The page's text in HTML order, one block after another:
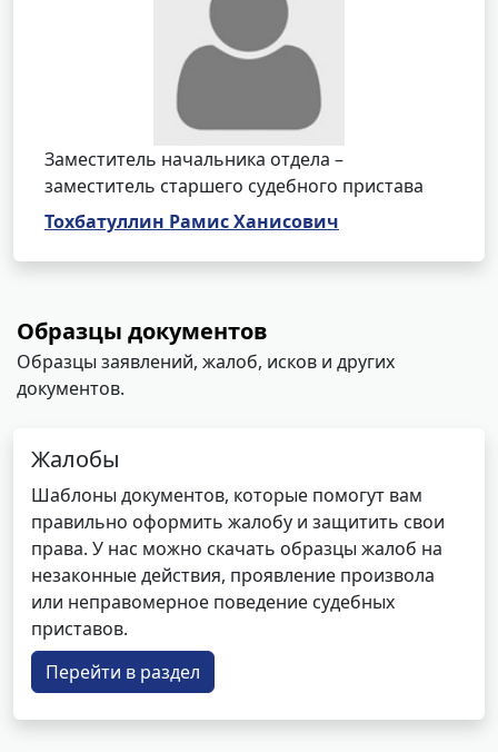
Заместитель начальника отдела –
заместитель старшего судебного пристава
Тохбатуллин Рамис Ханисович
Образцы документов
Образцы заявлений, жалоб, исков и других
документов.
Жалобы
Шаблоны документов, которые помогут вам
правильно оформить жалобу и защитить свои
права. У нас можно скачать образцы жалоб на
незаконные действия, проявление произвола
или неправомерное поведение судебных
приставов.
Перейти в раздел